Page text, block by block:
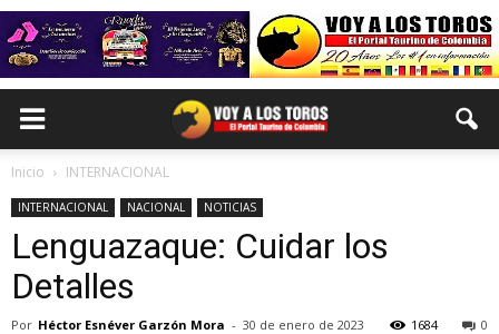
Inicio INTERNACIONAL
INTERNACIONAL NACIONAL NOTICIAS
Lenguazaque: Cuidar los
Detalles
Por Héctor Esnéver Garzón Mora - 30 de enero de 2023 0
1684